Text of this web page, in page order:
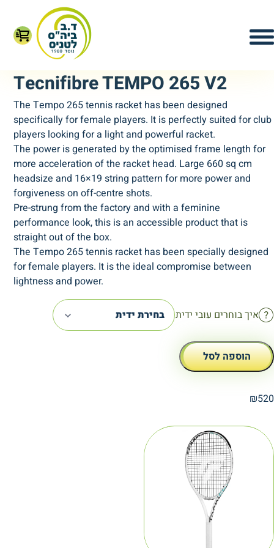
Tecnifibre TEMPO 265 V2
The Tempo 265 tennis racket has been designed
specifically for female players. It is perfectly suited for club
players looking for a light and powerful racket.
The power is generated by the optimised frame length for
more acceleration of the racket head. Large 660 sq cm
headsize and 16×19 string pattern for more power and
forgiveness on off-centre shots.
Pre-strung from the factory and with a feminine
performance look, this is an accessible product that is
straight out of the box.
The Tempo 265 tennis racket has been specially designed
for female players. It is the ideal compromise between
lightness and power.
איך בוחרים עובי ידית בחירת ידית
הוספה לסל
₪520